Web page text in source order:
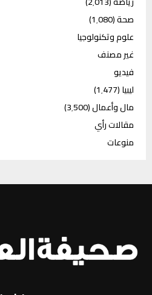
صحة(1٬080)
علوم وتكنولوجيا
غير مصنف
فيديو
ليبيا(1٬477)
مال وأعمال(3٬500)
مقالات رأي
منوعات